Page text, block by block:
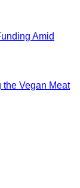
Amid
the Vegan Meat